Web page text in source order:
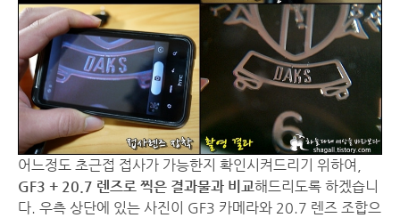
어느정도 초근접 접사가 가능한지 확인시켜드리기 위하여,
GF3 + 20.7 렌즈로 찍은 결과물과 비교해드리도록 하겠습니
다. 우측 상단에 있는 사진이 GF3 카메라와 20.7 렌즈 조합으